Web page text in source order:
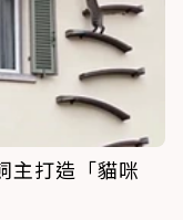
主打造「貓咪